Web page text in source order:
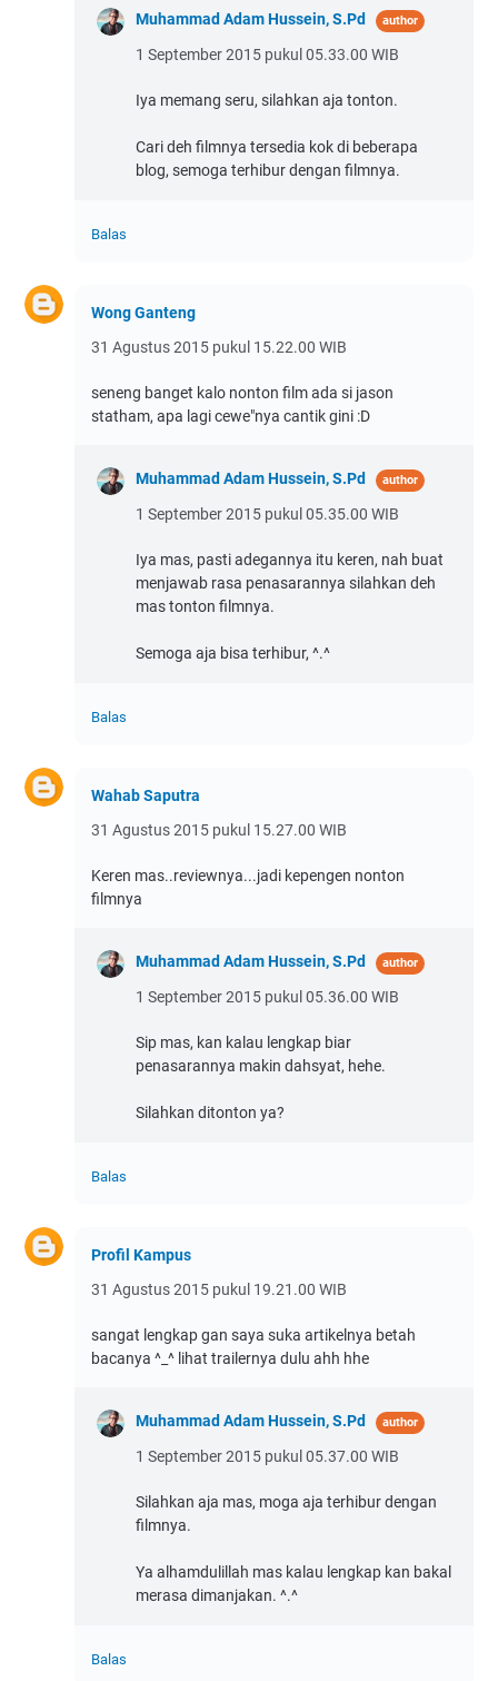
Muhammad Adam Hussein, S.Pd
1 September 2015 pukul 05.33.00 WIB
Iya memang seru, silahkan aja tonton.
Cari deh filmnya tersedia kok di beberapa
blog, semoga terhibur dengan filmnya.
Balas
Wong Ganteng
31 Agustus 2015 pukul 15.22.00 WIB
seneng banget kalo nonton film ada si jason
statham, apa lagi cewe"nya cantik gini :D
Muhammad Adam Hussein, S.Pd
1 September 2015 pukul 05.35.00 WIB
Iya mas, pasti adegannya itu keren, nah buat
menjawab rasa penasarannya silahkan deh
mas tonton filmnya.
Semoga aja bisa terhibur, ^.^
Balas
Wahab Saputra
31 Agustus 2015 pukul 15.27.00 WIB
Keren mas..reviewnya...jadi kepengen nonton
filmnya
Muhammad Adam Hussein, S.Pd
1 September 2015 pukul 05.36.00 WIB
Sip mas, kan kalau lengkap biar
penasarannya makin dahsyat, hehe.
Silahkan ditonton ya?
Balas
Profil Kampus
31 Agustus 2015 pukul 19.21.00 WIB
sangat lengkap gan saya suka artikelnya betah
bacanya ^_^ lihat trailernya dulu ahh hhe
Muhammad Adam Hussein, S.Pd
1 September 2015 pukul 05.37.00 WIB
Silahkan aja mas, moga aja terhibur dengan
filmnya.
Ya alhamdulillah mas kalau lengkap kan bakal
merasa dimanjakan. ^.^
Balas